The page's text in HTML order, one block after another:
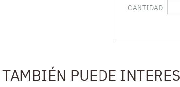
CANTIDAD
TAMBIÉN PUEDE